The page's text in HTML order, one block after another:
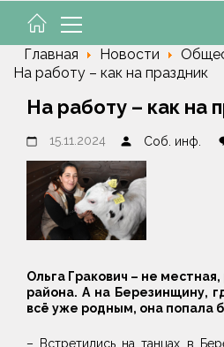
Главная Новости
На работу – как на праздник
На работу – как на
15.11.2024 Соб. инф.
Ольга Гракович – не
района. А на Березинщину,
всё уже родным, она попала
– Встретились на танцах в